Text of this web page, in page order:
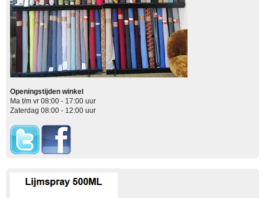
Openingstijden winkel
Ma t/m vr 08:00 - 17:00 uur
Zaterdag 08:00 - 12:00 uur